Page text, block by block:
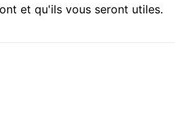
et qu'ils vous seront utiles.